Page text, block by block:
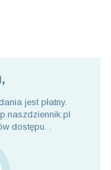
jest płatny.
dostępu. .